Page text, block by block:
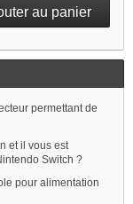
permettant de
et il vous est
Switch ?
pour alimentation